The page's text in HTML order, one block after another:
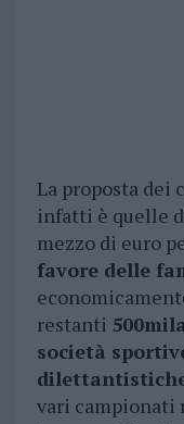
La proposta
infatti è quelle
mezzo di euro
favore delle
restanti
società
vari campionati